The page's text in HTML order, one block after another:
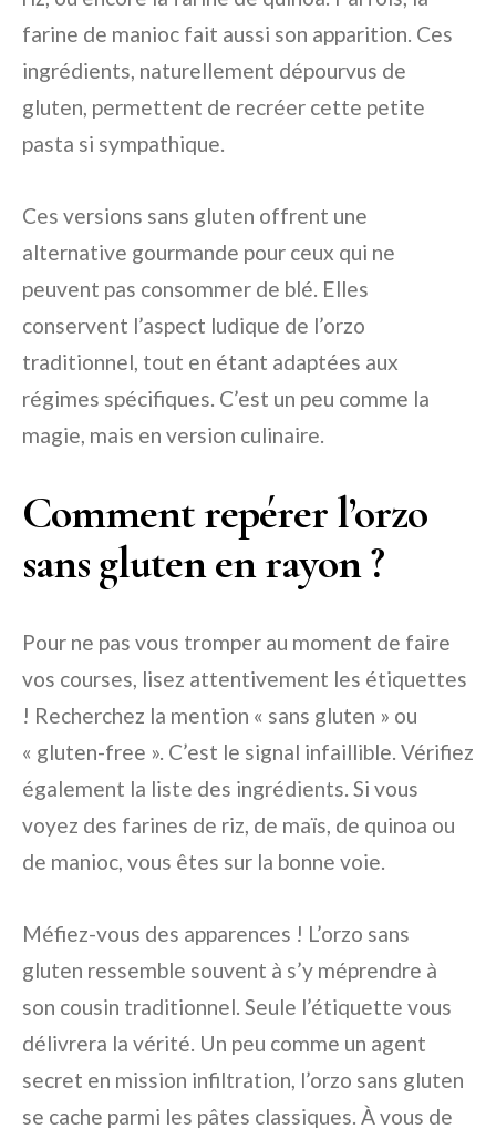
farine de manioc fait aussi son apparition. Ces
ingrédients, naturellement dépourvus de
gluten, permettent de recréer cette petite
pasta si sympathique.
Ces versions sans gluten offrent une
alternative gourmande pour ceux qui ne
peuvent pas consommer de blé. Elles
conservent l’aspect ludique de l’orzo
traditionnel, tout en étant adaptées aux
régimes spécifiques. C’est un peu comme la
magie, mais en version culinaire.
Comment repérer l’orzo
sans gluten en rayon ?
Pour ne pas vous tromper au moment de faire
vos courses, lisez attentivement les étiquettes
! Recherchez la mention « sans gluten » ou
« gluten-free ». C’est le signal infaillible. Vérifiez
également la liste des ingrédients. Si vous
voyez des farines de riz, de maïs, de quinoa ou
de manioc, vous êtes sur la bonne voie.
Méfiez-vous des apparences ! L’orzo sans
gluten ressemble souvent à s’y méprendre à
son cousin traditionnel. Seule l’étiquette vous
délivrera la vérité. Un peu comme un agent
secret en mission infiltration, l’orzo sans gluten
se cache parmi les pâtes classiques. À vous de